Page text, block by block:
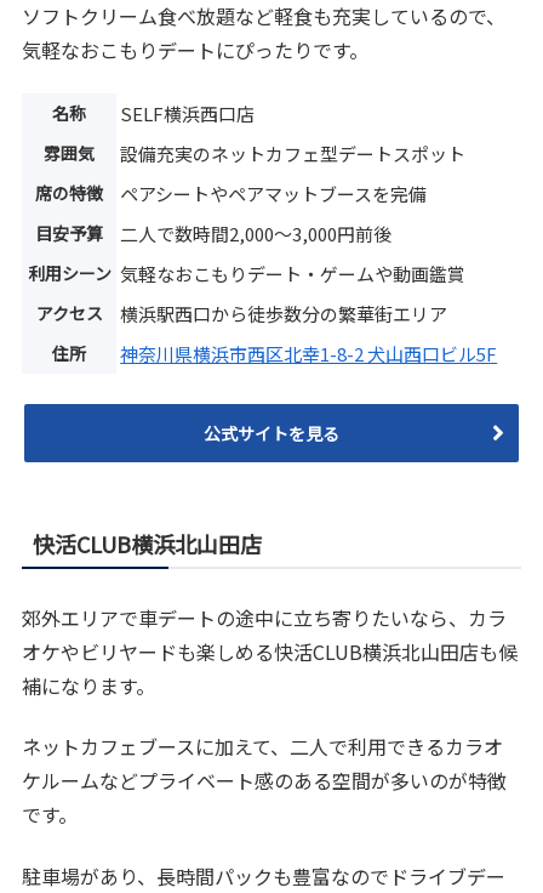
ソフトクリーム食べ放題など軽食も充実しているので、
気軽なおこもりデートにぴったりです。
名称 SELF横浜西口店
雰囲気 設備充実のネットカフェ型デートスポット
席の特徴 ペアシートやペアマットブースを完備
目安予算 二人で数時間2,000〜3,000円前後
利用シーン 気軽なおこもりデート・ゲームや動画鑑賞
アクセス 横浜駅西口から徒歩数分の繁華街エリア
住所 神奈川県横浜市西区北幸1-8-2 犬山西口ビル5F
公式サイトを見る
快活CLUB横浜北山田店
郊外エリアで車デートの途中に立ち寄りたいなら、カラ
オケやビリヤードも楽しめる快活CLUB横浜北山田店も候
補になります。
ネットカフェブースに加えて、二人で利用できるカラオ
ケルームなどプライベート感のある空間が多いのが特徴
です。
駐車場があり、長時間パックも豊富なのでドライブデー